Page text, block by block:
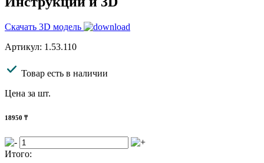
Скачать 3D модель
Артикул: 1.53.110
Товар есть в наличии
Цена за шт.
18950 ₸
Итого: